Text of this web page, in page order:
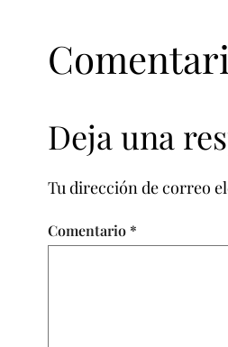
Deja una
Tu dirección de correo
Comentario *